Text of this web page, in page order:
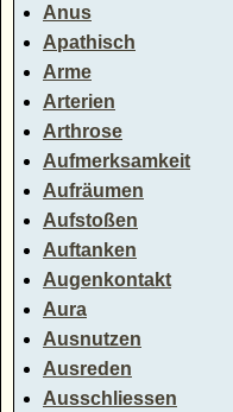
Anus
Apathisch
Arme
Arterien
Arthrose
Aufmerksamkeit
Aufräumen
Aufstoßen
Auftanken
Augenkontakt
Aura
Ausnutzen
Ausreden
Ausschliessen